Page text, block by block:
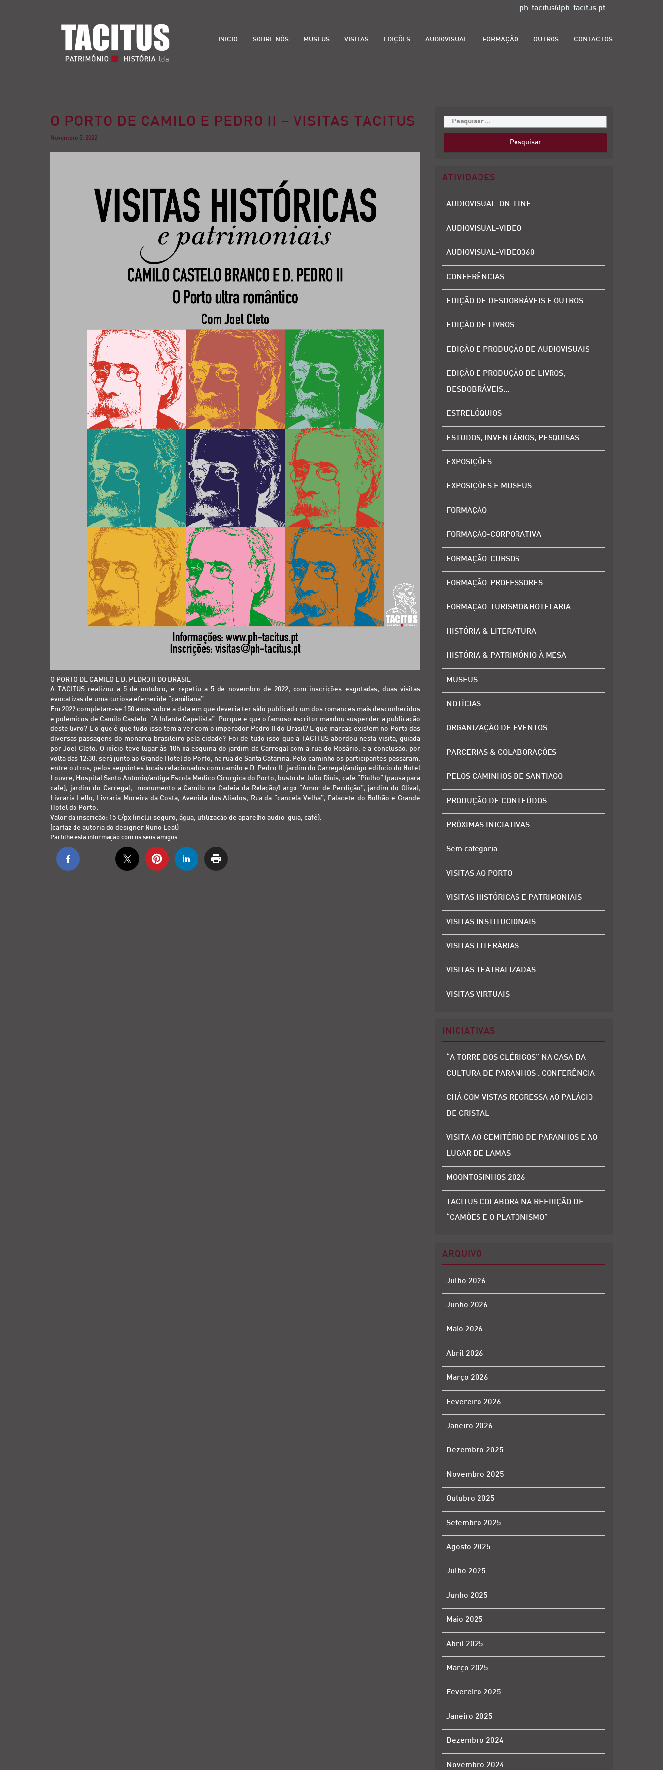
ph-tacitus@ph-tacitus.pt
INICIO SOBRE NÓS MUSEUS VISITAS EDIÇÕES AUDIOVISUAL FORMAÇÃO OUTROS CONTACTOS
O PORTO DE CAMILO E PEDRO II – VISITAS TACITUS
Novembro 5, 2022
O PORTO DE CAMILO E D. PEDRO II DO BRASIL
A TACITUS realizou a 5 de outubro, e repetiu a 5 de novembro de 2022, com inscrições esgotadas, duas visitas
evocativas de uma curiosa efeméride “camiliana”:
Em 2022 completam-se 150 anos sobre a data em que deveria ter sido publicado um dos romances mais desconhecidos
e polémicos de Camilo Castelo: “A Infanta Capelista”. Porque é que o famoso escritor mandou suspender a publicação
deste livro? E o que é que tudo isso tem a ver com o imperador Pedro II do Brasil? E que marcas existem no Porto das
diversas passagens do monarca brasileiro pela cidade? Foi de tudo isso que a TACITUS abordou nesta visita, guiada
por Joel Cleto. O início teve lugar às 10h na esquina do jardim do Carregal com a rua do Rosário, e a conclusão, por
volta das 12:30, será junto ao Grande Hotel do Porto, na rua de Santa Catarina. Pelo caminho os participantes passaram,
entre outros, pelos seguintes locais relacionados com camilo e D. Pedro II: jardim do Carregal/antigo edifício do Hotel
Louvre, Hospital Santo António/antiga Escola Médico Cirúrgica do Porto, busto de Júlio Dinis, café “Piolho” (pausa para
café), jardim do Carregal, monumento a Camilo na Cadeia da Relação/Largo “Amor de Perdição”, jardim do Olival,
Livraria Lello, Livraria Moreira da Costa, Avenida dos Aliados, Rua da “cancela Velha”, Palacete do Bolhão e Grande
Hotel do Porto.
Valor da inscrição: 15 €/px (inclui seguro, água, utilização de aparelho audio-guia, café).
(cartaz de autoria do designer Nuno Leal)
Partilhe esta informação com os seus amigos...
ATIVIDADES
AUDIOVISUAL-ON-LINE
AUDIOVISUAL-VIDEO
AUDIOVISUAL-VIDEO360
CONFERÊNCIAS
EDIÇÃO DE DESDOBRÁVEIS E OUTROS
EDIÇÃO DE LIVROS
EDIÇÃO E PRODUÇÃO DE AUDIOVISUAIS
EDIÇÃO E PRODUÇÃO DE LIVROS,
DESDOBRÁVEIS…
ESTRELÓQUIOS
ESTUDOS, INVENTÁRIOS, PESQUISAS
EXPOSIÇÕES
EXPOSIÇÕES E MUSEUS
FORMAÇÃO
FORMAÇÃO-CORPORATIVA
FORMAÇÃO-CURSOS
FORMAÇÃO-PROFESSORES
FORMAÇÃO-TURISMO&HOTELARIA
HISTÓRIA & LITERATURA
HISTÓRIA & PATRIMÓNIO À MESA
MUSEUS
NOTÍCIAS
ORGANIZAÇÃO DE EVENTOS
PARCERIAS & COLABORAÇÕES
PELOS CAMINHOS DE SANTIAGO
PRODUÇÃO DE CONTEÚDOS
PRÓXIMAS INICIATIVAS
Sem categoria
VISITAS AO PORTO
VISITAS HISTÓRICAS E PATRIMONIAIS
VISITAS INSTITUCIONAIS
VISITAS LITERÁRIAS
VISITAS TEATRALIZADAS
VISITAS VIRTUAIS
INICIATIVAS
“A TORRE DOS CLÉRIGOS” NA CASA DA
CULTURA DE PARANHOS . CONFERÊNCIA
CHÁ COM VISTAS REGRESSA AO PALÁCIO
DE CRISTAL
VISITA AO CEMITÉRIO DE PARANHOS E AO
LUGAR DE LAMAS
MOONTOSINHOS 2026
TACITUS COLABORA NA REEDIÇÃO DE
“CAMÕES E O PLATONISMO”
ARQUIVO
Julho 2026
Junho 2026
Maio 2026
Abril 2026
Março 2026
Fevereiro 2026
Janeiro 2026
Dezembro 2025
Novembro 2025
Outubro 2025
Setembro 2025
Agosto 2025
Julho 2025
Junho 2025
Maio 2025
Abril 2025
Março 2025
Fevereiro 2025
Janeiro 2025
Dezembro 2024
Novembro 2024